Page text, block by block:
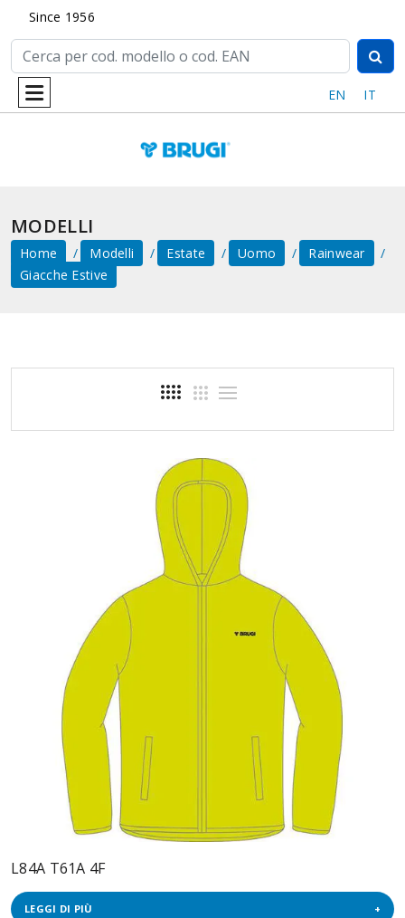
Since 1956
EN IT
MODELLI
Home Modelli Estate Uomo
Rainwear
Giacche Estive
L84A T61A 4F
LEGGI DI PIÙ